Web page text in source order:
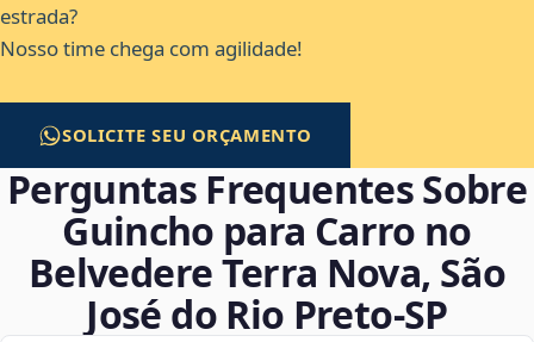
estrada?
Nosso time chega com agilidade!
SOLICITE SEU ORÇAMENTO
Perguntas Frequentes Sobre
Guincho para Carro no
Belvedere Terra Nova, São
José do Rio Preto‑SP